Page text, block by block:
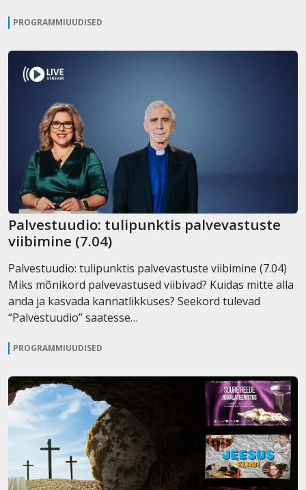
PROGRAMMIUUDISED
Palvestuudio: tulipunktis palvevastuste
viibimine (7.04)
Palvestuudio: tulipunktis palvevastuste viibimine (7.04)
Miks mõnikord palvevastused viibivad? Kuidas mitte alla
anda ja kasvada kannatlikkuses? Seekord tulevad
“Palvestuudio” saatesse…
PROGRAMMIUUDISED